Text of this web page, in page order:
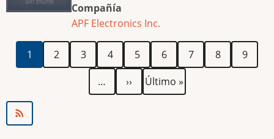
Compañía
APF Electronics Inc.
Paginación
Página
actual
1 Página
2 Página
3 Página
4 Página
5 Página
6 Página
7 Página
8 Página
9
…
Siguiente
página
››
Última
página
Último »